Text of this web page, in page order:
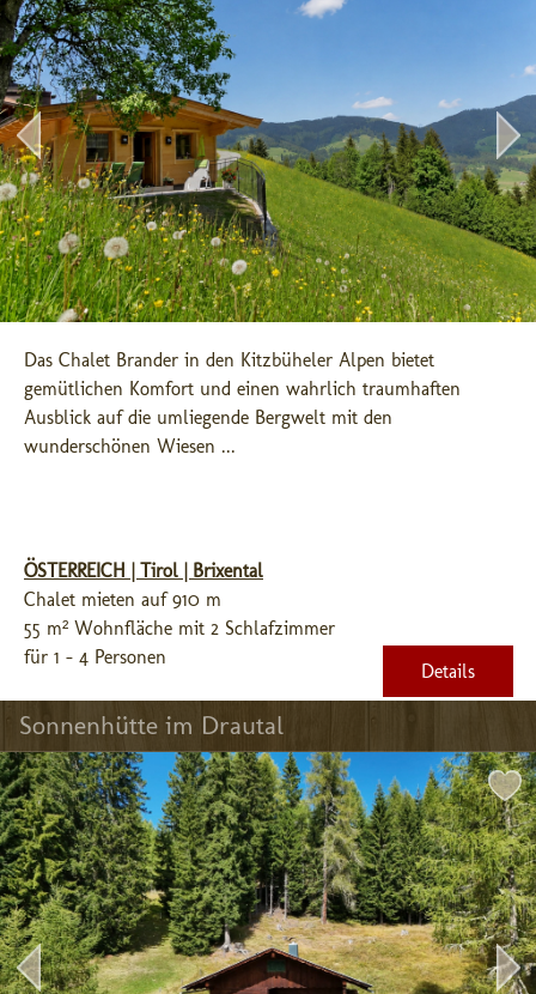
Das Chalet Brander in den Kitzbüheler Alpen bietet
gemütlichen Komfort und einen wahrlich traumhaften
Ausblick auf die umliegende Bergwelt mit den
wunderschönen Wiesen ...
ÖSTERREICH | Tirol | Brixental
Chalet mieten auf 910 m
55 m² Wohnfläche mit 2 Schlafzimmer
für 1 - 4 Personen
Details
Sonnenhütte im Drautal